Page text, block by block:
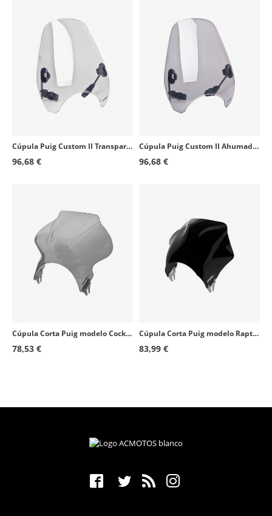
Cúpula Puig Custom II Transparente 0336W para motos de faro redondo
96,68 €
Cúpula Puig Custom II Ahumado 0336H para motos de faro redondo
96,68 €
Cúpula Corta Puig modelo Cockpit para Faro Redondo color Ahumado 1480H
78,53 €
Cúpula Corta Puig modelo Raptor para Faro Redondo color Negro 0013N
83,99 €